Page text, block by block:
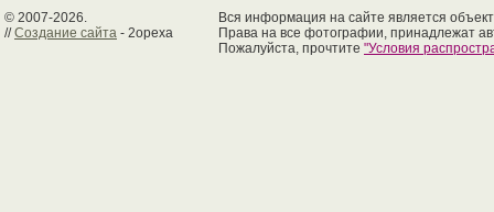
© 2007-2026.
//Создание сайта - 2opexa
Вся информация на сайте является
Права на все фотографии, принадлежат
Пожалуйста, прочтите "Условия